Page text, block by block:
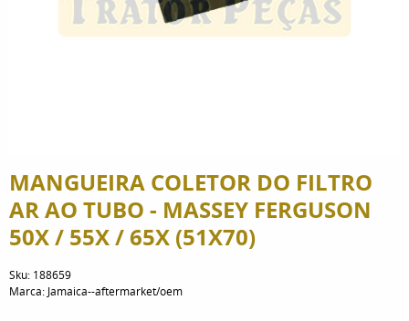
MANGUEIRA COLETOR DO FILTRO
AR AO TUBO - MASSEY FERGUSON
50X / 55X / 65X (51X70)
Sku: 188659
Marca: Jamaica--aftermarket/oem